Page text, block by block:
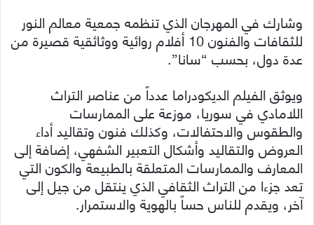
وشارك في المهرجان الذي تنظمه جمعية معالم النور
للثقافات والفنون 10 أفلام روائية ووثائقية قصيرة من
عدة دول، بحسب “سانا”.
ويوثق الفيلم الديكودراما عدداً من عناصر التراث
اللامادي في سوريا، موزعة على الممارسات
والطقوس والاحتفالات، وكذلك فنون وتقاليد أداء
العروض والتقاليد وأشكال التعبير الشفهي، إضافة إلى
المعارف والممارسات المتعلقة بالطبيعة والكون التي
تعد جزءا من التراث الثقافي الذي ينتقل من جيل إلى
آخر، ويقدم للناس حساً بالهوية والاستمرار.